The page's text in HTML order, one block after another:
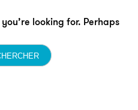
looking for. Perhaps